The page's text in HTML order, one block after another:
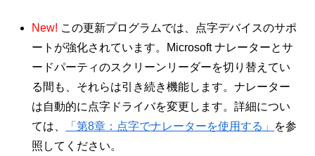
New! この更新プログラムでは、点字デバイスのサポ
ートが強化されています。Microsoft ナレーターとサ
ードパーティのスクリーンリーダーを切り替えてい
る間も、それらは引き続き機能します。ナレーター
は自動的に点字ドライバを変更します。詳細につい
ては、
「第8章：点字でナレーターを使用する」
を参
照してください。